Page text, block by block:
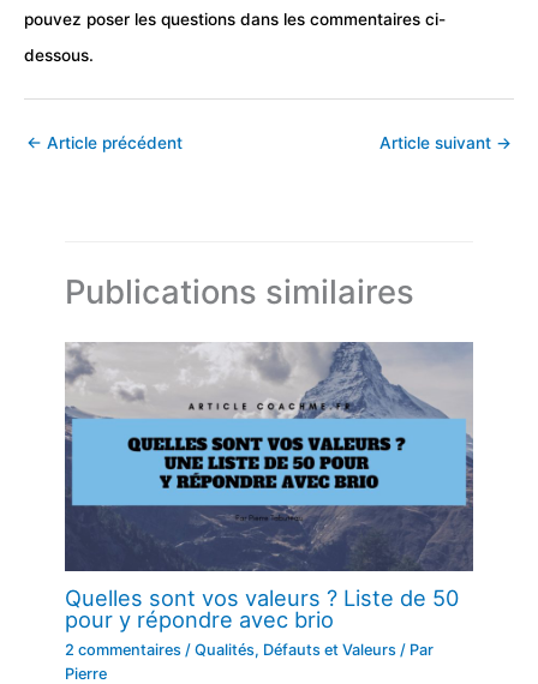
pouvez poser les questions dans les commentaires ci-
dessous.
← Article précédent Article suivant →
Publications similaires
Quelles sont vos valeurs ? Liste de 50
pour y répondre avec brio
2 commentaires /Qualités, Défauts et Valeurs / Par
Pierre